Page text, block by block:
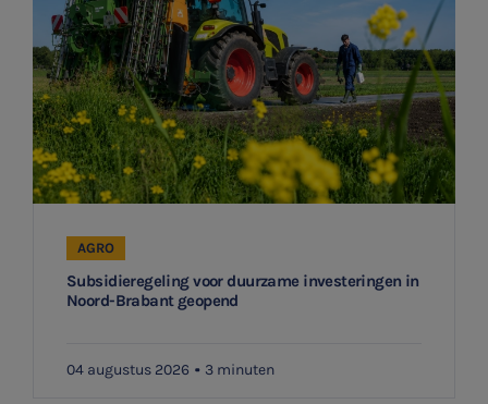
SNEL UW ANTWOORD VINDEN
Zonder gedoe
Typ hieronder uw zoekterm

Meest gezochte onderwerpen
WKR
Belastingadvies
Aanmelden topic-meldingen
Ontvang meldingen bij belangrijke ontwikkelingen rondom
Subsidieregeling voor duurzame investeringen in
Noord-Brabant geopend
AGRO
04 augustus 2026 3 minuten